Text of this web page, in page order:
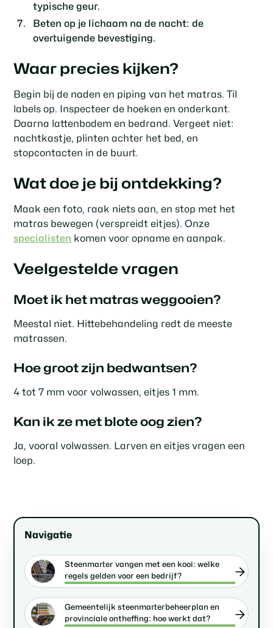
Navigatie
Steenmarter vangen met een kooi: welke
regels gelden voor een bedrijf?
Gemeentelijk steenmarterbeheerplan en
provinciale ontheffing: hoe werkt dat?
typische geur.
Beten op je lichaam na de nacht: de
overtuigende bevestiging.
Waar precies kijken?
Begin bij de naden en piping van het matras. Til
labels op. Inspecteer de hoeken en onderkant.
Daarna lattenbodem en bedrand. Vergeet niet:
nachtkastje, plinten achter het bed, en
stopcontacten in de buurt.
Wat doe je bij ontdekking?
Maak een foto, raak niets aan, en stop met het
matras bewegen (verspreidt eitjes). Onze
specialisten komen voor opname en aanpak.
Veelgestelde vragen
Moet ik het matras weggooien?
Meestal niet. Hittebehandeling redt de meeste
matrassen.
Hoe groot zijn bedwantsen?
4 tot 7 mm voor volwassen, eitjes 1 mm.
Kan ik ze met blote oog zien?
Ja, vooral volwassen. Larven en eitjes vragen een
loep.